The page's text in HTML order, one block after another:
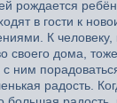
рождается
в гости к
К человеку,
своего дома,
ним
радость.